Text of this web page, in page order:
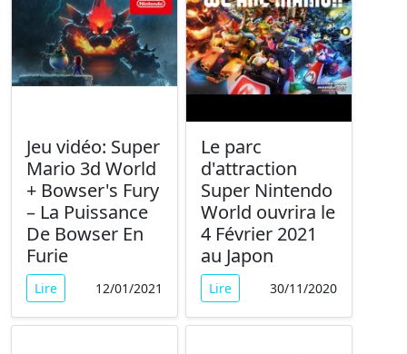
Jeu vidéo: Super
Mario 3d World
+ Bowser's Fury
– La Puissance
De Bowser En
Furie
Lire 12/01/2021
Le parc
d'attraction
Super Nintendo
World ouvrira le
4 Février 2021
au Japon
Lire 30/11/2020